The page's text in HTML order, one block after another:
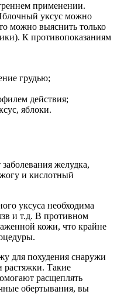
применении.
уксус можно
можно выяснить только
К противопоказаниям
грудью;
действия;
яблоки.
желудка,
и кислотный
уксуса необходима
и т.д. В противном
кожи, что крайне
для похудения снаружи
растяжки. Такие
расщеплять
обертывания, вы